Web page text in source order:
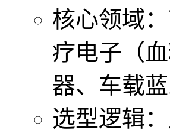
核心领域
疗电子（
器、车载
选型逻辑